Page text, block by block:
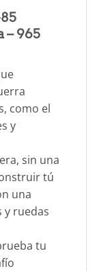
– 965
como el
y
sin una
tú
una
ruedas
tu